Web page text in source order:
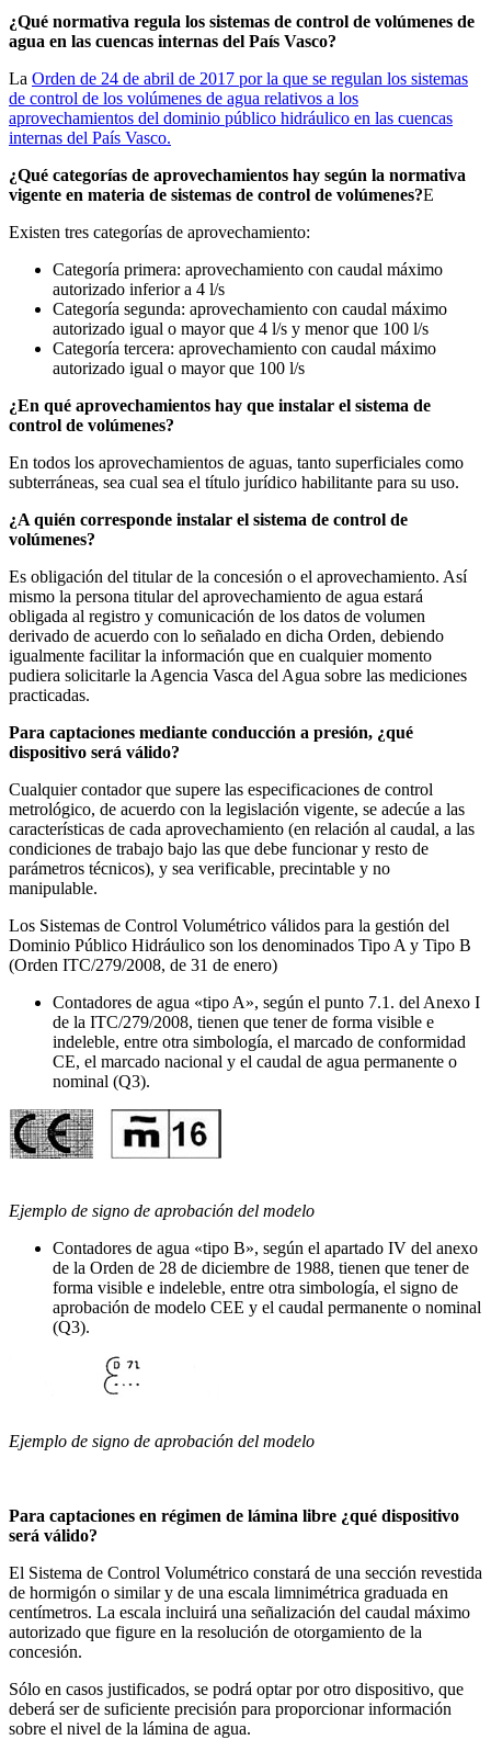
¿Qué normativa regula los sistemas de control de volúmenes de
agua en las cuencas internas del País Vasco?
La Orden de 24 de abril de 2017 por la que se regulan los sistemas
de control de los volúmenes de agua relativos a los
aprovechamientos del dominio público hidráulico en las cuencas
internas del País Vasco.
¿Qué categorías de aprovechamientos hay según la normativa
vigente en materia de sistemas de control de volúmenes?E
Existen tres categorías de aprovechamiento:
Categoría primera: aprovechamiento con caudal máximo
autorizado inferior a 4 l/s
Categoría segunda: aprovechamiento con caudal máximo
autorizado igual o mayor que 4 l/s y menor que 100 l/s
Categoría tercera: aprovechamiento con caudal máximo
autorizado igual o mayor que 100 l/s
¿En qué aprovechamientos hay que instalar el sistema de
control de volúmenes?
En todos los aprovechamientos de aguas, tanto superficiales como
subterráneas, sea cual sea el título jurídico habilitante para su uso.
¿A quién corresponde instalar el sistema de control de
volúmenes?
Es obligación del titular de la concesión o el aprovechamiento. Así
mismo la persona titular del aprovechamiento de agua estará
obligada al registro y comunicación de los datos de volumen
derivado de acuerdo con lo señalado en dicha Orden, debiendo
igualmente facilitar la información que en cualquier momento
pudiera solicitarle la Agencia Vasca del Agua sobre las mediciones
practicadas.
Para captaciones mediante conducción a presión, ¿qué
dispositivo será válido?
Cualquier contador que supere las especificaciones de control
metrológico, de acuerdo con la legislación vigente, se adecúe a las
características de cada aprovechamiento (en relación al caudal, a las
condiciones de trabajo bajo las que debe funcionar y resto de
parámetros técnicos), y sea verificable, precintable y no
manipulable.
Los Sistemas de Control Volumétrico válidos para la gestión del
Dominio Público Hidráulico son los denominados Tipo A y Tipo B
(Orden ITC/279/2008, de 31 de enero)
Contadores de agua «tipo A», según el punto 7.1. del Anexo I
de la ITC/279/2008, tienen que tener de forma visible e
indeleble, entre otra simbología, el marcado de conformidad
CE, el marcado nacional y el caudal de agua permanente o
nominal (Q3).
Ejemplo de signo de aprobación del modelo
Contadores de agua «tipo B», según el apartado IV del anexo
de la Orden de 28 de diciembre de 1988, tienen que tener de
forma visible e indeleble, entre otra simbología, el signo de
aprobación de modelo CEE y el caudal permanente o nominal
(Q3).
Ejemplo de signo de aprobación del modelo
Para captaciones en régimen de lámina libre ¿qué dispositivo
será válido?
El Sistema de Control Volumétrico constará de una sección revestida
de hormigón o similar y de una escala limnimétrica graduada en
centímetros. La escala incluirá una señalización del caudal máximo
autorizado que figure en la resolución de otorgamiento de la
concesión.
Sólo en casos justificados, se podrá optar por otro dispositivo, que
deberá ser de suficiente precisión para proporcionar información
sobre el nivel de la lámina de agua.